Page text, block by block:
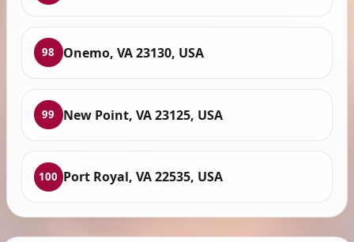
98 Onemo, VA 23130, USA
99 New Point, VA 23125, USA
100 Port Royal, VA 22535, USA